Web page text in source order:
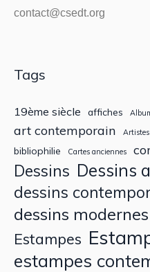
contact@csedt.org
Tags
19ème siècle affiches
art contemporain
bibliophilie Cartes anciennes
Dessins Dessins
dessins
dessins modernes
Estampes
estampes